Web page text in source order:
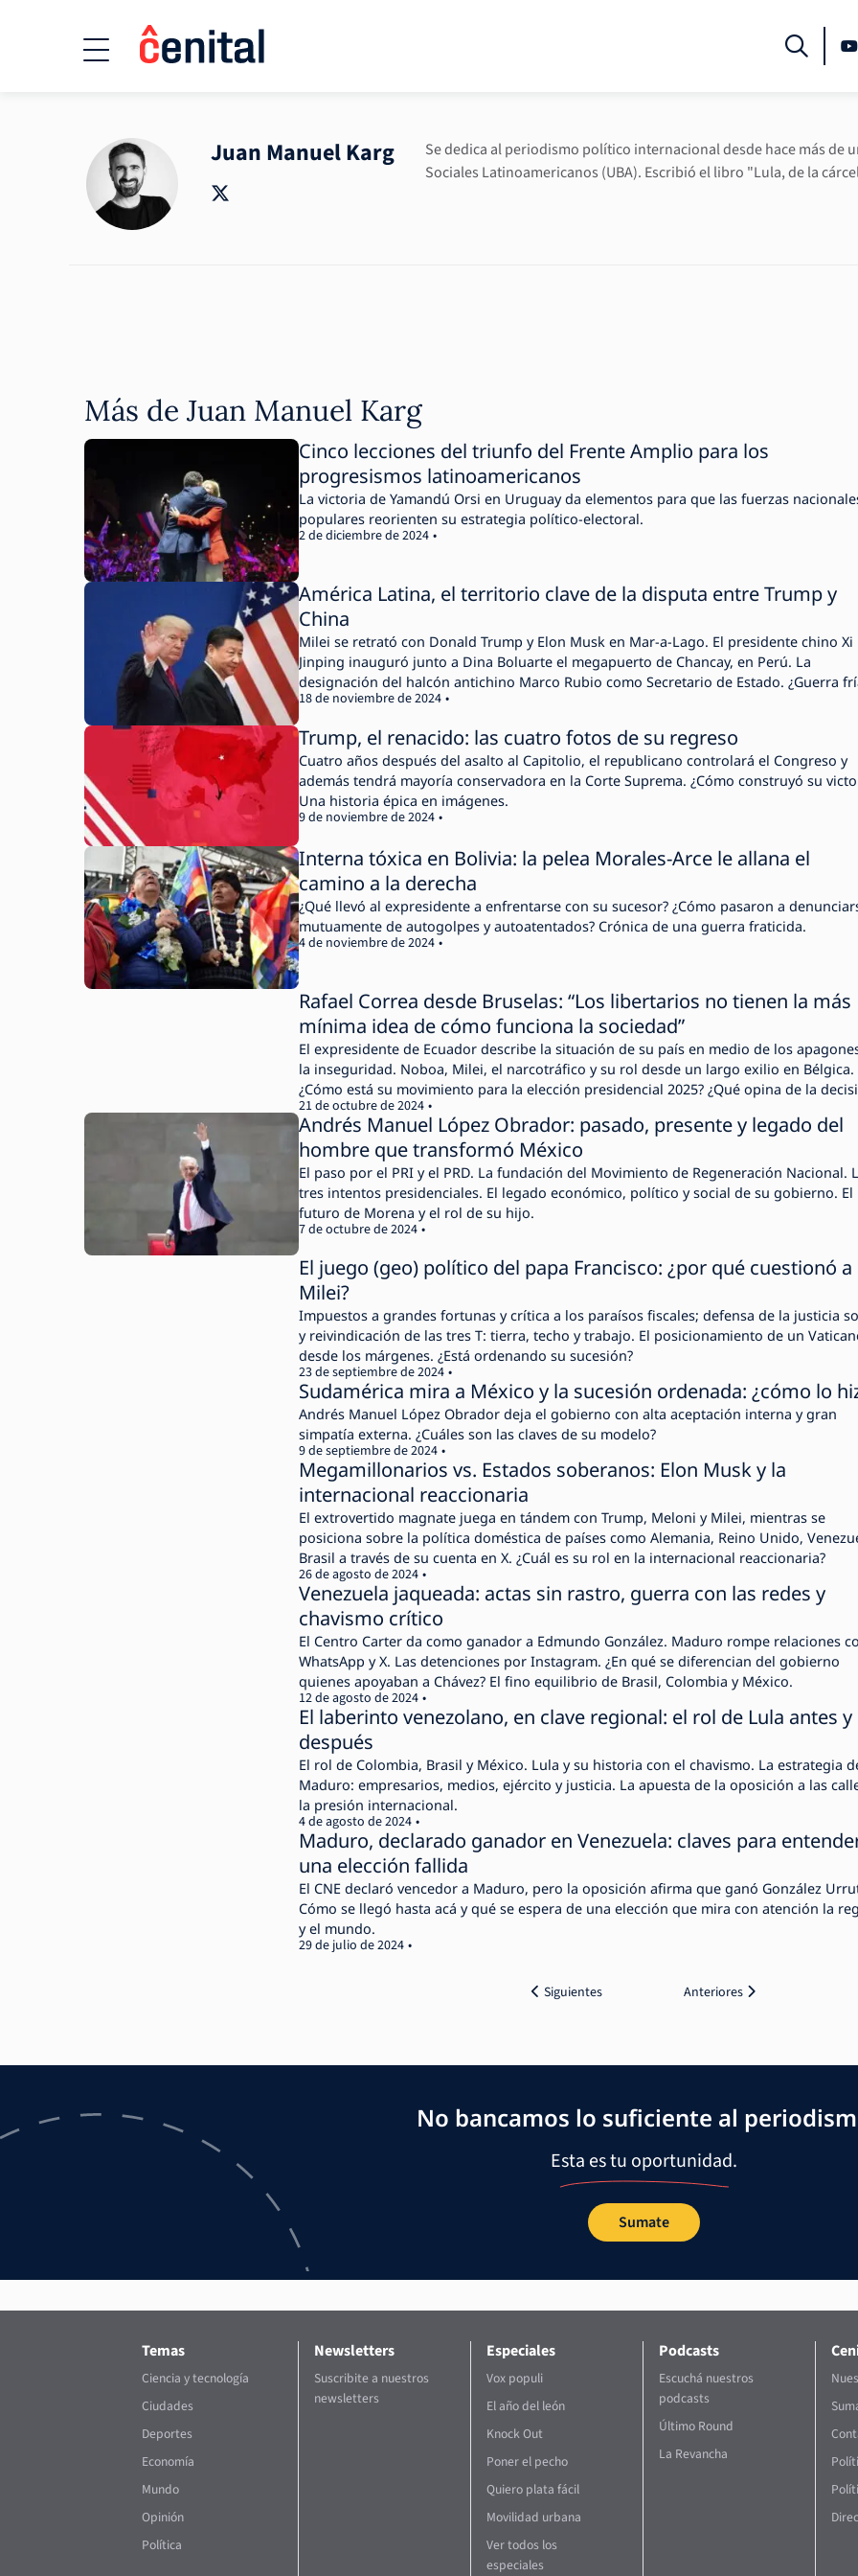
Juan Manuel Karg
Se dedica al periodismo político internacional desde hace más de
Sociales Latinoamericanos (UBA). Escribió el libro "Lula, de la
Más de Juan Manuel Karg
Cinco lecciones del triunfo del Frente Amplio para los
progresismos latinoamericanos
La victoria de Yamandú Orsi en Uruguay da elementos para que las fuerzas
populares reorienten su estrategia político-electoral.
2 de diciembre de 2024
América Latina, el territorio clave de la disputa entre Trump y
China
Milei se retrató con Donald Trump y Elon Musk en Mar-a-Lago. El presidente chino Xi
Jinping inauguró junto a Dina Boluarte el megapuerto de Chancay, en Perú. La
designación del halcón antichino Marco Rubio como Secretario de Estado. ¿Guerra
3.0?
18 de noviembre de 2024
Trump, el renacido: las cuatro fotos de su regreso
Cuatro años después del asalto al Capitolio, el republicano controlará el Congreso y
además tendrá mayoría conservadora en la Corte Suprema. ¿Cómo construyó su
Una historia épica en imágenes.
9 de noviembre de 2024
Interna tóxica en Bolivia: la pelea Morales-Arce le allana el
camino a la derecha
¿Qué llevó al expresidente a enfrentarse con su sucesor? ¿Cómo pasaron a
mutuamente de autogolpes y autoatentados? Crónica de una guerra fraticida.
4 de noviembre de 2024
Rafael Correa desde Bruselas: “Los libertarios no tienen la más
mínima idea de cómo funciona la sociedad”
El expresidente de Ecuador describe la situación de su país en medio de los
la inseguridad. Noboa, Milei, el narcotráfico y su rol desde un largo exilio en Bélgica.
¿Cómo está su movimiento para la elección presidencial 2025? ¿Qué opina de la
del Departamento de Estado de negarle la entrada a EE.UU?
21 de octubre de 2024
Andrés Manuel López Obrador: pasado, presente y legado del
hombre que transformó México
El paso por el PRI y el PRD. La fundación del Movimiento de Regeneración Nacional.
tres intentos presidenciales. El legado económico, político y social de su gobierno. El
futuro de Morena y el rol de su hijo.
7 de octubre de 2024
El juego (geo) político del papa Francisco: ¿por qué cuestionó a
Milei?
Impuestos a grandes fortunas y crítica a los paraísos fiscales; defensa de la justicia
y reivindicación de las tres T: tierra, techo y trabajo. El posicionamiento de un
desde los márgenes. ¿Está ordenando su sucesión?
23 de septiembre de 2024
Sudamérica mira a México y la sucesión ordenada: ¿cómo lo
Andrés Manuel López Obrador deja el gobierno con alta aceptación interna y gran
simpatía externa. ¿Cuáles son las claves de su modelo?
9 de septiembre de 2024
Megamillonarios vs. Estados soberanos: Elon Musk y la
internacional reaccionaria
El extrovertido magnate juega en tándem con Trump, Meloni y Milei, mientras se
posiciona sobre la política doméstica de países como Alemania, Reino Unido,
Brasil a través de su cuenta en X. ¿Cuál es su rol en la internacional reaccionaria?
26 de agosto de 2024
Venezuela jaqueada: actas sin rastro, guerra con las redes y
chavismo crítico
El Centro Carter da como ganador a Edmundo González. Maduro rompe relaciones
WhatsApp y X. Las detenciones por Instagram. ¿En qué se diferencian del gobierno
quienes apoyaban a Chávez? El fino equilibrio de Brasil, Colombia y México.
12 de agosto de 2024
El laberinto venezolano, en clave regional: el rol de Lula antes y
después
El rol de Colombia, Brasil y México. Lula y su historia con el chavismo. La estrategia
Maduro: empresarios, medios, ejército y justicia. La apuesta de la oposición a las
la presión internacional.
4 de agosto de 2024
Maduro, declarado ganador en Venezuela: claves para
una elección fallida
El CNE declaró vencedor a Maduro, pero la oposición afirma que ganó González
Cómo se llegó hasta acá y qué se espera de una elección que mira con atención la
y el mundo.
29 de julio de 2024
Siguientes Anteriores
No bancamos lo suficiente al
Esta es tu oportunidad.
Sumate
Temas
Ciencia y tecnología
Ciudades
Deportes
Economía
Mundo
Opinión
Política
Newsletters
Suscribite a nuestros
newsletters
Especiales
Vox populi
El año del león
Knock Out
Poner el pecho
Quiero plata fácil
Movilidad urbana
Ver todos los
especiales
Podcasts
Escuchá nuestros
podcasts
Último Round
La Revancha